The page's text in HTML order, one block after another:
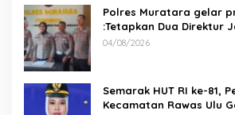
Polres Muratara gelar
:Tetapkan Dua Direktur
Kecelakaan Maut antara
04/08/2026
Semarak HUT RI ke-81,
Kecamatan Rawas Ulu